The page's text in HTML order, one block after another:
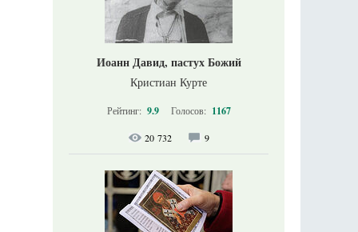
Иоанн Давид, пастух Божий
Кристиан Курте
Рейтинг: 9.9 Голосов: 1167
20 732 9